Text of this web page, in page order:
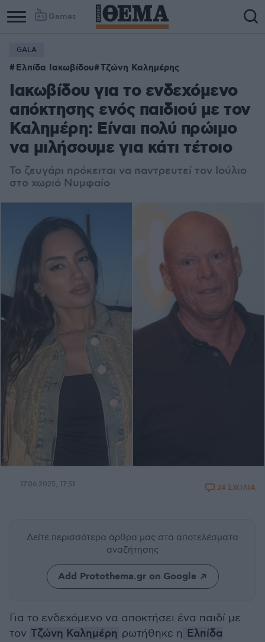
Games
Column
1
Column
2
GALA
Ελπίδα Ιακωβίδου Τζώνη Καλημέρης
Ιακωβίδου για το ενδεχόμενο
απόκτησης ενός παιδιού με τον
Καλημέρη: Είναι πολύ πρώιμο
να μιλήσουμε για κάτι τέτοιο
Το ζευγάρι πρόκειται να παντρευτεί τον Ιούλιο
στο χωριό Νυμφαίο
17.06.2025, 17:51 24 ΣΧΟΛΙΑ
Δείτε περισσότερα άρθρα μας στα αποτελέσματα
αναζήτησης
Add Protothema.gr on Google
Για το ενδεχόμενο να αποκτήσει ένα παιδί με
τον Τζώνη Καλημέρη ρωτήθηκε η Ελπίδα